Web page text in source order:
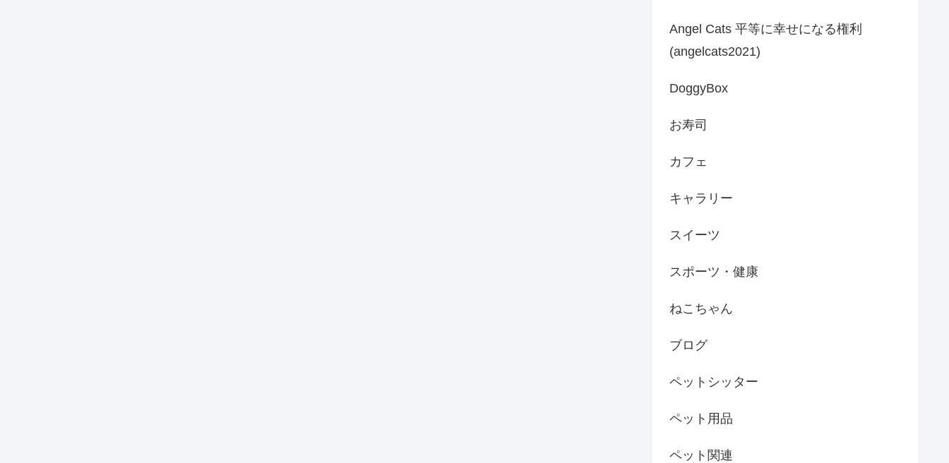
Angel Cats 平等に幸せになる権利
(angelcats2021)
DoggyBox
お寿司
カフェ
キャラリー
スイーツ
スポーツ・健康
ねこちゃん
ブログ
ペットシッター
ペット用品
ペット関連